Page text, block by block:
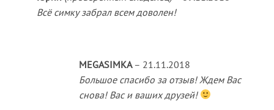
из 5
Всё симку забрал всем доволен!
MEGASIMKA – 21.11.2018
Большое спасибо за отзыв! Ждем Вас
снова! Вас и ваших друзей!